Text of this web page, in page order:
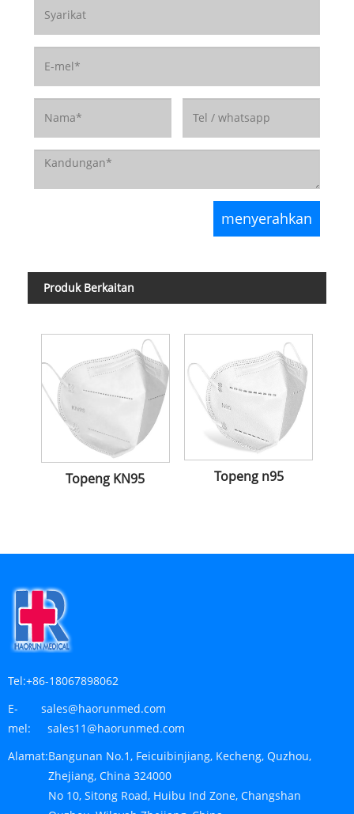
Produk Berkaitan
Topeng KN95 Topeng n95
Tel:+86-18067898062
E-
mel:
sales@haorunmed.com
sales11@haorunmed.com
Alamat:Bangunan No.1, Feicuibinjiang, Kecheng, Quzhou,
Zhejiang, China 324000
No 10, Sitong Road, Huibu Ind Zone, Changshan